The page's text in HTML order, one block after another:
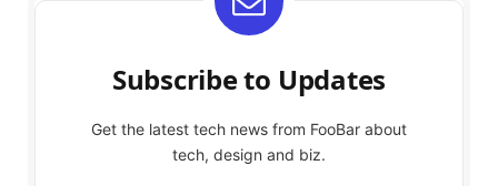
Subscribe to Updates
Get the latest tech news from FooBar about
tech, design and biz.